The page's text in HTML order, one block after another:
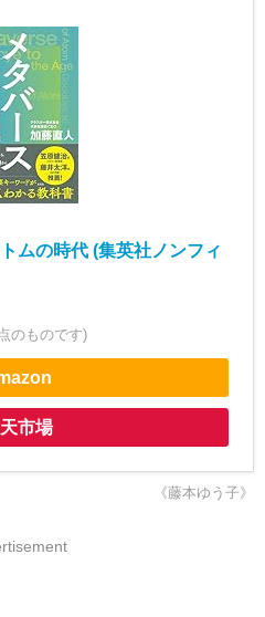
ムの時代 (集英社ノンフィ
のものです)
市場
《藤本ゆう子》